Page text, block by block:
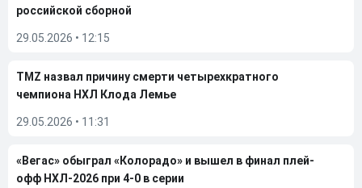
российской сборной
29.05.2026 • 12:15
TMZ назвал причину смерти четырехкратного
чемпиона НХЛ Клода Лемье
29.05.2026 • 11:31
«Вегас» обыграл «Колорадо» и вышел в финал плей-
офф НХЛ-2026 при 4-0 в серии